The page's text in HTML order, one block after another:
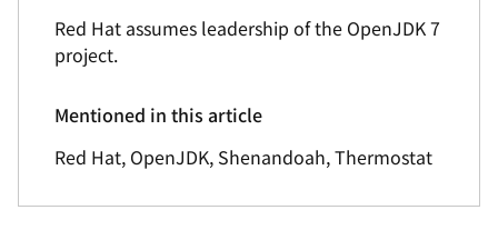
Red Hat assumes leadership of the OpenJDK 7
project.
Mentioned in this article
Red Hat, OpenJDK, Shenandoah, Thermostat